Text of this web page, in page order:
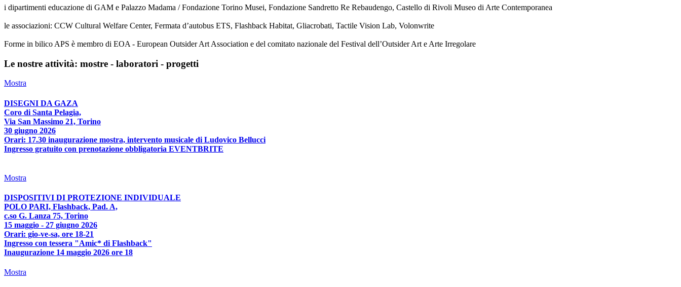
i dipartimenti educazione di GAM e Palazzo Madama / Fondazione Torino Musei, Fondazione Sandretto Re Rebaudengo, Castello di Rivoli Museo di Arte Contemporanea
le associazioni: CCW Cultural Welfare Center, Fermata d’autobus ETS, Flashback Habitat, Gliacrobati, Tactile Vision Lab, Volonwrite
Forme in bilico APS è membro di EOA - European Outsider Art Association e del comitato nazionale del Festival dell’Outsider Art e Arte Irregolare
Le nostre attività: mostre - laboratori - progetti
Mostra
DISEGNI DA GAZA
Coro di Santa Pelagia,
Via San Massimo 21, Torino
30 giugno 2026
Orari: 17.30 inaugurazione mostra, intervento musicale di Ludovico Bellucci
Ingresso gratuito con prenotazione obbligatoria EVENTBRITE
Mostra
DISPOSITIVI DI PROTEZIONE INDIVIDUALE
POLO PARI, Flashback, Pad. A,
c.so G. Lanza 75, Torino
15 maggio - 27 giugno 2026
Orari: gio-ve-sa, ore 18-21
Ingresso con tessera "Amic* di Flashback"
Inaugurazione 14 maggio 2026 ore 18
Mostra